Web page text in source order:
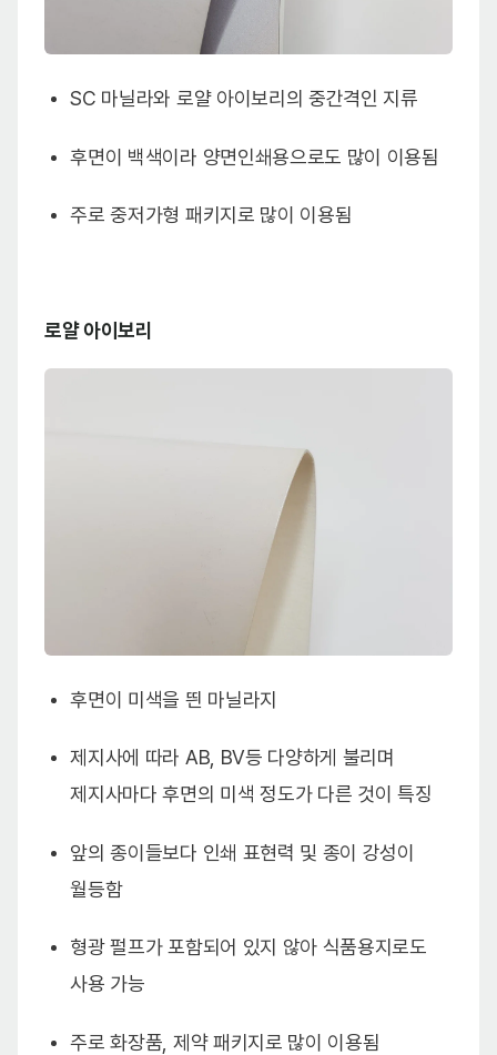
SC 마닐라와 로얄 아이보리의 중간격인 지류
후면이 백색이라 양면인쇄용으로도 많이 이용됨
주로 중저가형 패키지로 많이 이용됨
로얄 아이보리
후면이 미색을 띈 마닐라지
제지사에 따라 AB, BV등 다양하게 불리며
제지사마다 후면의 미색 정도가 다른 것이 특징
앞의 종이들보다 인쇄 표현력 및 종이 강성이
월등함
형광 펄프가 포함되어 있지 않아 식품용지로도
사용 가능
주로 화장품, 제약 패키지로 많이 이용됨